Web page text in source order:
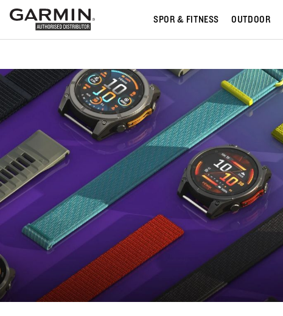
SPOR & FITNESS OUTDOOR